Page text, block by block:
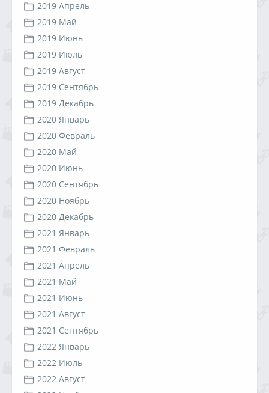
2019 Апрель
2019 Май
2019 Июнь
2019 Июль
2019 Август
2019 Сентябрь
2019 Декабрь
2020 Январь
2020 Февраль
2020 Май
2020 Июнь
2020 Сентябрь
2020 Ноябрь
2020 Декабрь
2021 Январь
2021 Февраль
2021 Апрель
2021 Май
2021 Июнь
2021 Август
2021 Сентябрь
2022 Январь
2022 Июль
2022 Август